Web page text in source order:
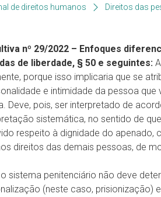
de direitos humanos Direitos das
nº 29/2022 – Enfoques
de liberdade, § 50 e seguintes:
porque isso implicaria que se
e intimidade da pessoa
Deve, pois, ser interpretado de
sistemática, no sentido de
respeito à dignidade do
direitos das demais pessoas, de
sistema penitenciário não deve
(neste caso, prisionização)